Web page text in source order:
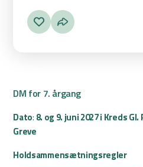
DM for 7. årgang
Dato: 8. og 9. juni 2027 i Kreds
Greve
Holdsammensætningsregler